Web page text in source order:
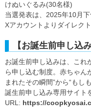
けぬいぐるみ(30名様)
当選発表は、2025年10月
Xアカウントよりダイレク
【お誕生前申し込
お誕生前申し込みは、これ
ら申し込む制度。赤ちゃん
まれたその瞬間”から“もし
誕生前申し込み専用サイト
URL: https://